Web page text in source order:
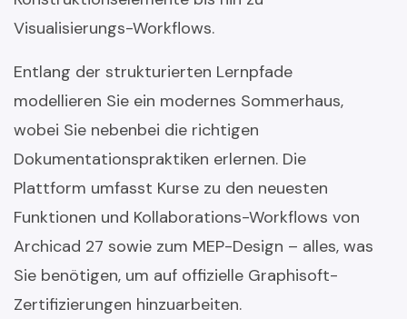
Visualisierungs-Workflows.
Entlang der strukturierten Lernpfade
modellieren Sie ein modernes Sommerhaus,
wobei Sie nebenbei die richtigen
Dokumentationspraktiken erlernen. Die
Plattform umfasst Kurse zu den neuesten
Funktionen und Kollaborations-Workflows von
Archicad 27 sowie zum MEP-Design – alles, was
Sie benötigen, um auf offizielle Graphisoft-
Zertifizierungen hinzuarbeiten.